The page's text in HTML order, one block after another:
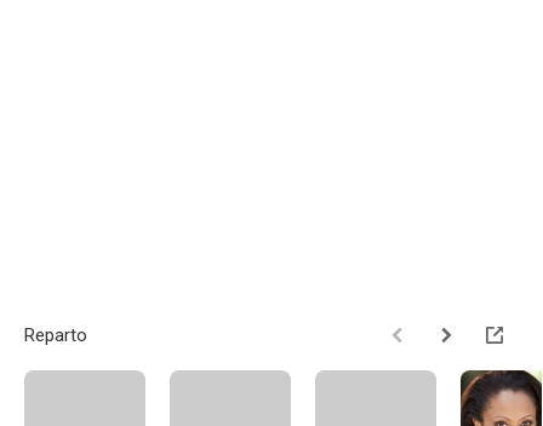
Reparto